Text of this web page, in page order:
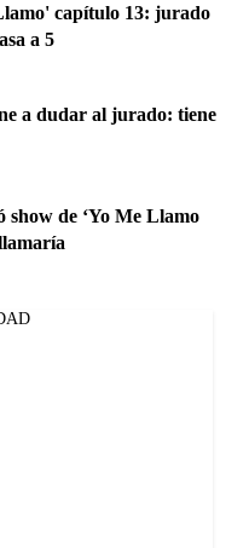
capítulo 13: jurado
a 5
a dudar al jurado: tiene
show de ‘Yo Me Llamo